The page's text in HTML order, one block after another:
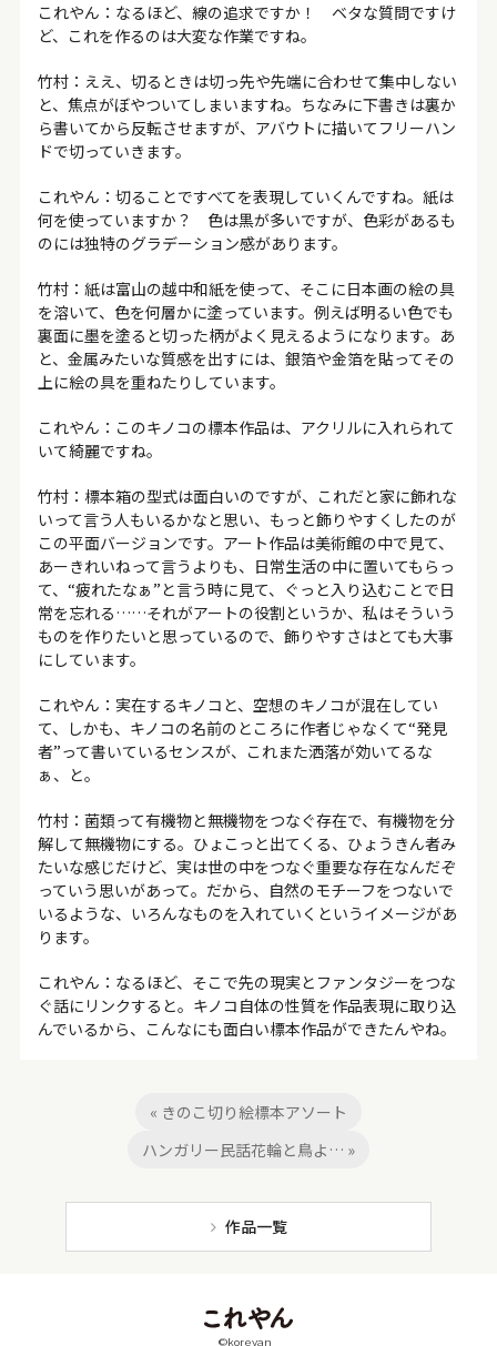
これやん：なるほど、線の追求ですか！ ベタな質問ですけ
ど、これを作るのは大変な作業ですね。
竹村：ええ、切るときは切っ先や先端に合わせて集中しない
と、焦点がぼやついてしまいますね。ちなみに下書きは裏か
ら書いてから反転させますが、アバウトに描いてフリーハン
ドで切っていきます。
これやん：切ることですべてを表現していくんですね。紙は
何を使っていますか？ 色は黒が多いですが、色彩があるも
のには独特のグラデーション感があります。
竹村：紙は富山の越中和紙を使って、そこに日本画の絵の具
を溶いて、色を何層かに塗っています。例えば明るい色でも
裏面に墨を塗ると切った柄がよく見えるようになります。あ
と、金属みたいな質感を出すには、銀箔や金箔を貼ってその
上に絵の具を重ねたりしています。
これやん：このキノコの標本作品は、アクリルに入れられて
いて綺麗ですね。
竹村：標本箱の型式は面白いのですが、これだと家に飾れな
いって言う人もいるかなと思い、もっと飾りやすくしたのが
この平面バージョンです。アート作品は美術館の中で見て、
あーきれいねって言うよりも、日常生活の中に置いてもらっ
て、“疲れたなぁ”と言う時に見て、ぐっと入り込むことで日
常を忘れる……それがアートの役割というか、私はそういう
ものを作りたいと思っているので、飾りやすさはとても大事
にしています。
これやん：実在するキノコと、空想のキノコが混在してい
て、しかも、キノコの名前のところに作者じゃなくて“発見
者”って書いているセンスが、これまた洒落が効いてるな
ぁ、と。
竹村：菌類って有機物と無機物をつなぐ存在で、有機物を分
解して無機物にする。ひょこっと出てくる、ひょうきん者み
たいな感じだけど、実は世の中をつなぐ重要な存在なんだぞ
っていう思いがあって。だから、自然のモチーフをつないで
いるような、いろんなものを入れていくというイメージがあ
ります。
これやん：なるほど、そこで先の現実とファンタジーをつな
ぐ話にリンクすると。キノコ自体の性質を作品表現に取り込
んでいるから、こんなにも面白い標本作品ができたんやね。
« きのこ切り絵標本アソート
ハンガリー民話花輪と鳥よ… »
作品一覧
©koreyan